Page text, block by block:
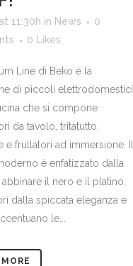
11:30h in News
0
0 Likes
Line di Beko è la
di piccoli elettrodomestici
che si compone
da tavolo, tritatutto,
e frullatori ad immersione. Il
è enfatizzato dalla
il nero e il platino,
dalla spiccata eleganza e
le...